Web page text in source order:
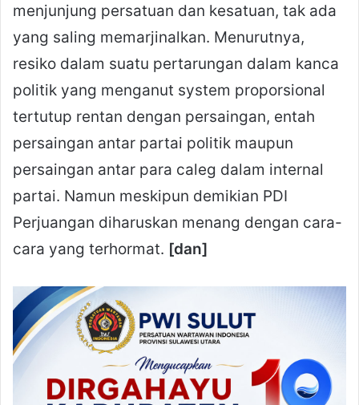
menjunjung persatuan dan kesatuan, tak ada
yang saling memarjinalkan. Menurutnya,
resiko dalam suatu pertarungan dalam kanca
politik yang menganut system proporsional
tertutup rentan dengan persaingan, entah
persaingan antar partai politik maupun
persaingan antar para caleg dalam internal
partai. Namun meskipun demikian PDI
Perjuangan diharuskan menang dengan cara-
cara yang terhormat. [dan]